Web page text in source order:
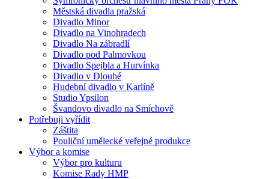
Městská divadla pražská
Divadlo Minor
Divadlo na Vinohradech
Divadlo Na zábradlí
Divadlo pod Palmovkou
Divadlo Spejbla a Hurvínka
Divadlo v Dlouhé
Hudební divadlo v Karlíně
Studio Ypsilon
Švandovo divadlo na Smíchově
Potřebuji vyřídit
Záštita
Pouliční umělecké veřejné produkce
Výbor a komise
Výbor pro kulturu
Komise Rady HMP